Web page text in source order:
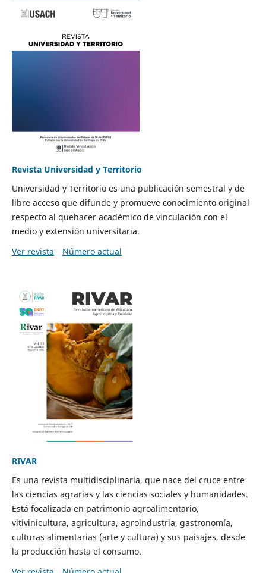
Revista Universidad y Territorio
Universidad y Territorio es una publicación semestral y de
libre acceso que difunde y promueve conocimiento original
respecto al quehacer académico de vinculación con el
medio y extensión universitaria.
Ver revista
Número actual
RIVAR
Es una revista multidisciplinaria, que nace del cruce entre
las ciencias agrarias y las ciencias sociales y humanidades.
Está focalizada en patrimonio agroalimentario,
vitivinicultura, agricultura, agroindustria, gastronomía,
culturas alimentarias (arte y cultura) y sus paisajes, desde
la producción hasta el consumo.